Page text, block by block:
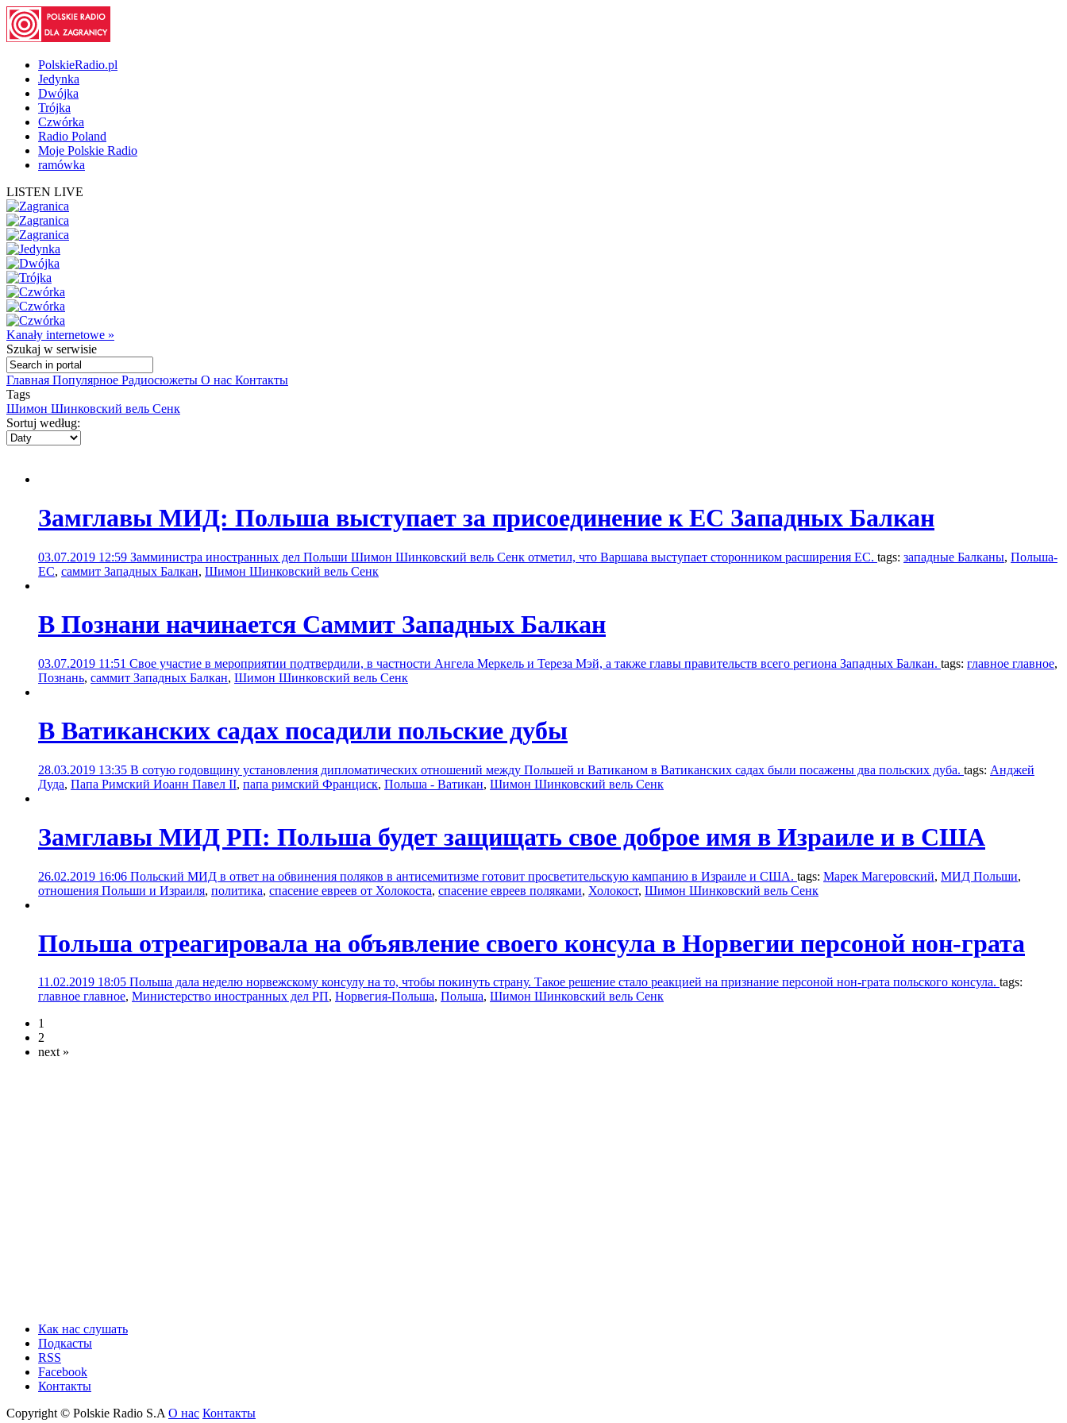
PolskieRadio.pl
Jedynka
Dwójka
Trójka
Czwórka
Radio Poland
Moje Polskie Radio
ramówka
LISTEN LIVE
Kanały internetowe »
Szukaj w serwisie
Главная Популярное Радиосюжеты О нас Контакты
Tags
Шимон Шинковский вель Сенк
Sortuj według:
Замглавы МИД: Польша выступает за присоединение к ЕС Западных Балкан
03.07.2019 12:59 Замминистра иностранных дел Польши Шимон Шинковский вель Сенк отметил, что Варшава выступает сторонником расширения ЕС. tags: западные Балканы, Польша-
ЕС, саммит Западных Балкан, Шимон Шинковский вель Сенк
В Познани начинается Саммит Западных Балкан
03.07.2019 11:51 Свое участие в мероприятии подтвердили, в частности Ангела Меркель и Тереза Мэй, а также главы правительств всего региона Западных Балкан. tags: главное главное,
Познань, саммит Западных Балкан, Шимон Шинковский вель Сенк
В Ватиканских садах посадили польские дубы
28.03.2019 13:35 В сотую годовщину установления дипломатических отношений между Польшей и Ватиканом в Ватиканcких садах были посажены два польских дуба. tags: Анджей
Дуда, Папа Римский Иоанн Павел II, папа римский Франциск, Польша - Ватикан, Шимон Шинковский вель Сенк
Замглавы МИД РП: Польша будет защищать свое доброе имя в Израиле и в США
26.02.2019 16:06 Польский МИД в ответ на обвинения поляков в антисемитизме готовит просветительскую кампанию в Израиле и США. tags: Марек Магеровский, МИД Польши,
отношения Польши и Израиля, политика, спасение евреев от Холокоста, спасение евреев поляками, Холокост, Шимон Шинковский вель Сенк
Польша отреагировала на объявление своего консула в Норвегии персоной нон-грата
11.02.2019 18:05 Польша дала неделю норвежскому консулу на то, чтобы покинуть страну. Такое решение стало реакцией на признание персоной нон-грата польского консула. tags:
главное главное, Министерство иностранных дел РП, Норвегия-Польша, Польша, Шимон Шинковский вель Сенк
1
2
next »
Как нас слушать
Подкасты
RSS
Facebook
Контакты
Copyright © Polskie Radio S.A О нас Контакты